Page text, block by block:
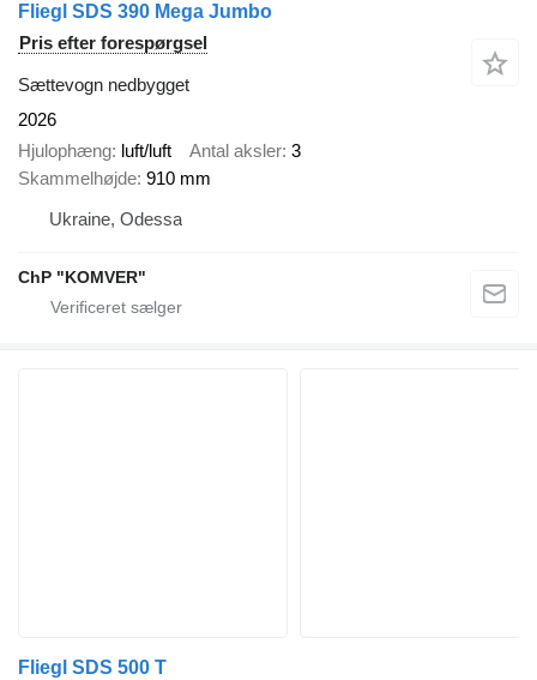
Fliegl SDS 390 Mega Jumbo
Pris efter forespørgsel
Sættevogn nedbygget
2026
Hjulophæng luft/luft Antal aksler 3
Skammelhøjde 910 mm
Ukraine, Odessa
ChP "KOMVER"
Fliegl SDS 500 T